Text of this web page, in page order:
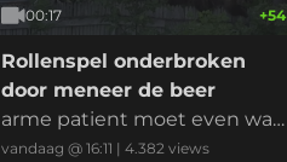
00:17 +54
Rollenspel onderbroken
door meneer de beer
arme patient moet even wac
hten op z'n behandeling
vandaag @ 16:11 |4.382 views